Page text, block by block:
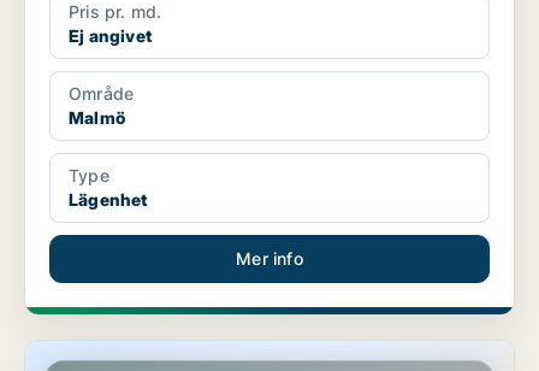
Pris pr. md.
Ej angivet
Område
Malmö
Type
Lägenhet
Mer info
Lägenhet i Malmö